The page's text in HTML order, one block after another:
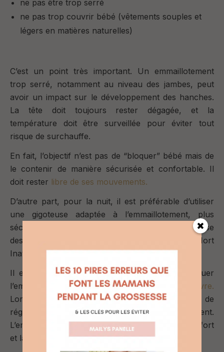
ne pas être trop serré
ne pas trop couvrir bébé (vêtements souples et
légers en matières naturelles)
C’est un point très important. Un emmaillotement
trop serré, notamment au niveau des jambes, peut
avoir un impact sur le développement des hanches.
La tête doit toujours rester dégagée, et la
température doit être surveillée pour éviter tout
risque de surchauffe.
En fait, l’objectif n’est pas de “bloquer” bébé mais de
le contenir de manière sécurisée et confortable. Il
doit rester libre de ses mouvements.
D’autre part, pour la nuit, il est préférable d’utiliser
une gigoteuse adaptée à l’emmaillotement, plus
sécurisée qu’un lange classique qui pourrait se
desserrer et augmenter les risques de Mort
Inattendue du Nourrisson (MIN).
Il est également recommandé de ne pas pratiquer
l’emmaillotement si votre bébé a de
la fièvre.
Lorsqu’un bébé est malade, son corps a besoin de
réguler sa température naturellement.
L’emmaillotement pourrait alors accentuer l’inconfort
et la chaleur corporelle.